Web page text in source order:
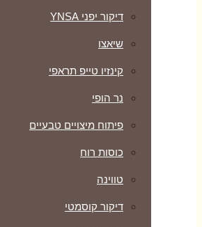
דיקור יפני YNSA
שיאצו
קינזיו טייפ תראפי
נר הופי
פיתוח מיצויים טבעיים
כוסות רוח
טווינה
דיקור קוסמטי